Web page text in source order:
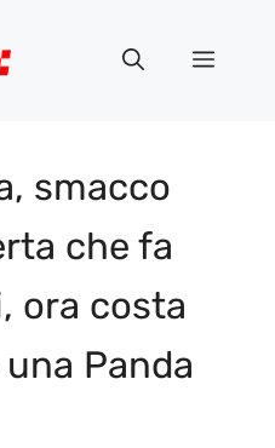
Menu
smacco
che fa
ora costa
Panda